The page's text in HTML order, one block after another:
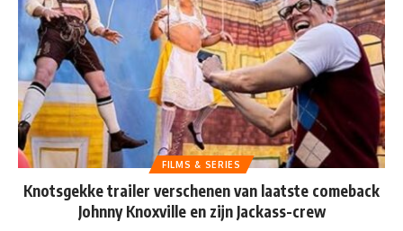
FILMS & SERIES
Knotsgekke trailer verschenen van laatste comeback
Johnny Knoxville en zijn Jackass-crew